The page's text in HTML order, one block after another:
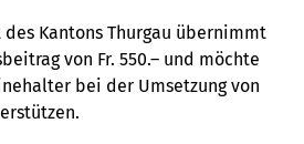
Kantons Thurgau übernimmt
von Fr. 550.– und möchte
bei der Umsetzung von